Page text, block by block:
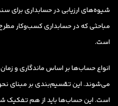
شیوه‌های ارزیابی در حسابداری برای
مباحثی که در حسابداری کسب‌وکار
است.
انواع حساب‌ها بر اساس ماندگاری و
می‌شوند. این تقسیم‌بندی بر مبنای
است. این حساب‌ها باید از هم تفکیک